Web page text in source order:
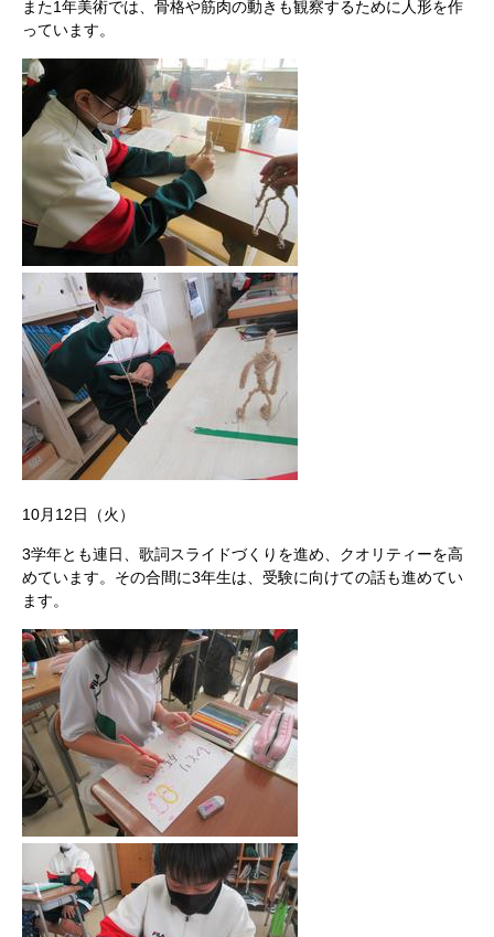
また1年美術では、骨格や筋肉の動きも観察するために人形を作
っています。
10月12日（火）
3学年とも連日、歌詞スライドづくりを進め、クオリティーを高
めています。その合間に3年生は、受験に向けての話も進めてい
ます。